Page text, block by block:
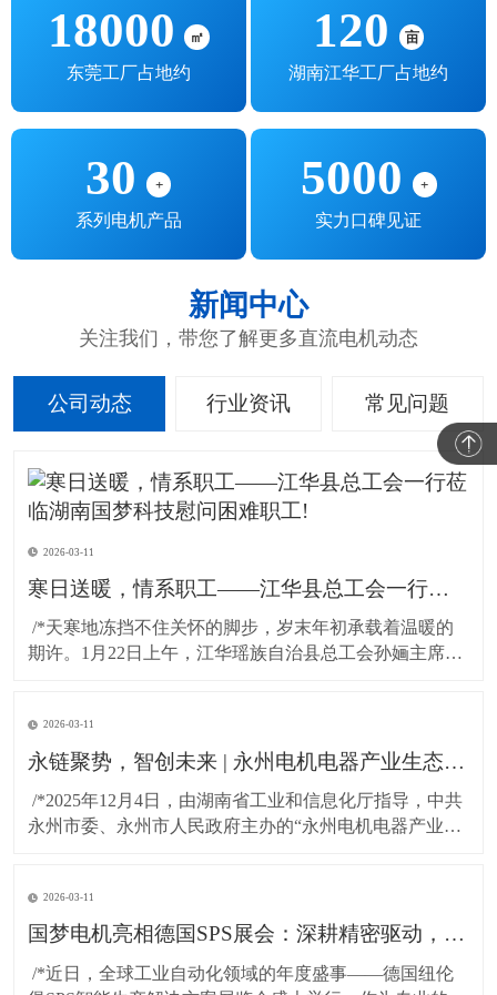
18000 ㎡
东莞工厂占地约
120 亩
湖南江华工厂占地约
30 +
系列电机产品
5000 +
实力口碑见证
新闻中心
关注我们，带您了解更多直流电机动态
公司动态 行业资讯 常见问题
2026-03-11
寒日送暖，情系职工——江华县总工会一行莅临湖南国梦科技慰问困难职工!
期许。1月22日上午，江华瑶族自治县总工会孙婳主席、
挂，专程到访湖南国梦科技开展慰问活动，为百余名坚
守岗位的困难职工送上精心准备的粮油物资，以
2026-03-11
永链聚势，智创未来 | 永州电机电器产业生态对接会在湖南国梦园区隆重召开！
永州市委、永州市人民政府主办的“永州电机电器产业生
图”为主题，汇聚了政府领导、行业专家与产业链伙伴，
共商发展大计，共谋协同未来。*
2026-03-11
国梦电机亮相德国SPS展会：深耕精密驱动，连接全球智造！